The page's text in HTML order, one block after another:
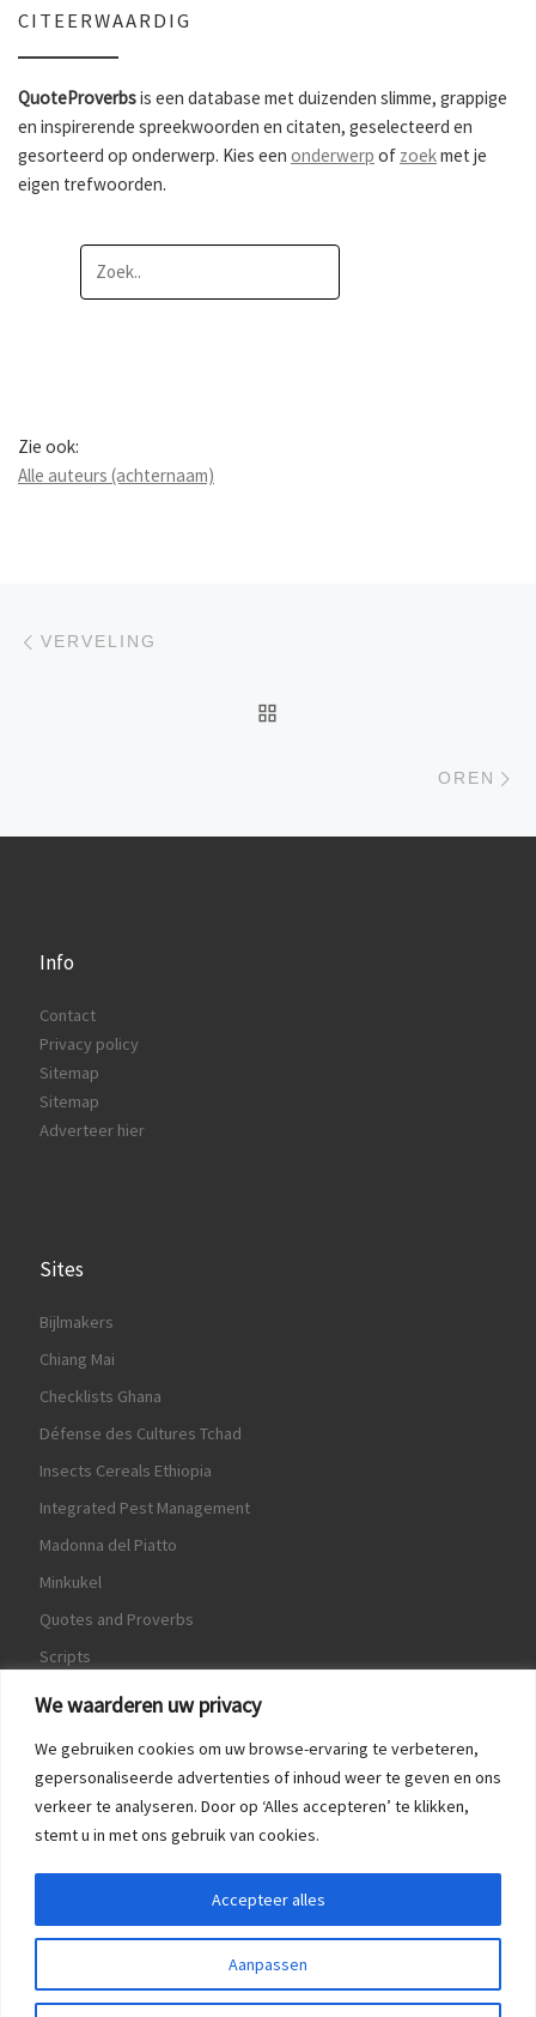
We waarderen uw privacy
We gebruiken cookies om uw browse-ervaring te verbeteren,
gepersonaliseerde advertenties of inhoud weer te geven en ons
verkeer te analyseren. Door op ‘Alles accepteren’ te klikken,
stemt u in met ons gebruik van cookies.
Aanpassen
Accepteer alles
CITEERWAARDIG
QuoteProverbsis een database met duizenden slimme, grappige
en inspirerende spreekwoorden en citaten, geselecteerd en
gesorteerd op onderwerp. Kies een onderwerp of zoekmet je
eigen trefwoorden.
Zie ook:
Alle auteurs (achternaam)
Berichtnavigatie
VERVELING
OREN
Info
Contact
Privacy policy
Sitemap
Sitemap
Adverteer hier
Sites
Bijlmakers
Chiang Mai
Checklists Ghana
Défense des Cultures Tchad
Insects Cereals Ethiopia
Integrated Pest Management
Madonna del Piatto
Minkukel
Quotes and Proverbs
Scripts
World Crops Database
Game